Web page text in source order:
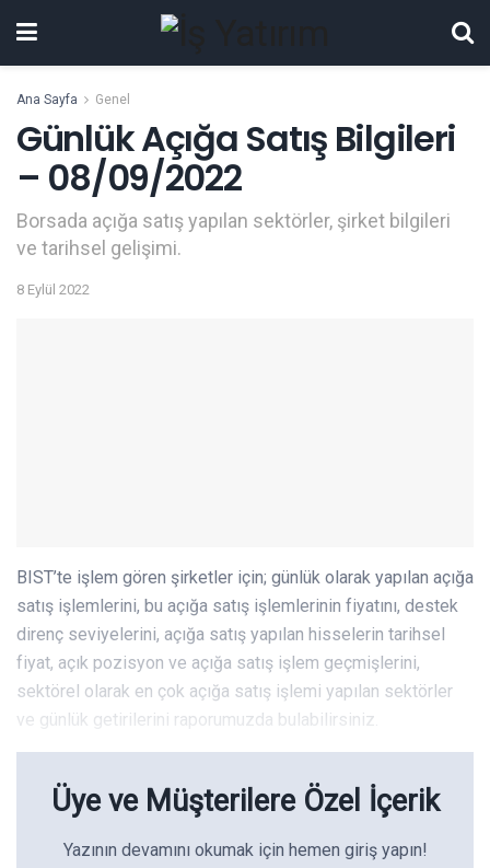
Ana Sayfa Genel
Günlük Açığa Satış Bilgileri
– 08/09/2022
Borsada açığa satış yapılan sektörler, şirket bilgileri
ve tarihsel gelişimi.
8 Eylül 2022
BIST’te işlem gören şirketler için; günlük olarak yapılan açığa
satış işlemlerini, bu açığa satış işlemlerinin fiyatını, destek
direnç seviyelerini, açığa satış yapılan hisselerin tarihsel
fiyat, açık pozisyon ve açığa satış işlem geçmişlerini,
sektörel olarak en çok açığa satış işlemi yapılan sektörler
ve günlük getirilerini raporumuzda bulabilirsiniz.
Üye ve Müşterilere Özel İçerik
Yazının devamını okumak için hemen giriş yapın!